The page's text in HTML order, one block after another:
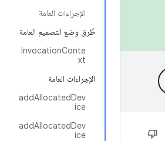
الإجراءات العامة
طُرق وضع التصميم العامة
InvocationConte
xt
الإجراءات العامة
addAllocatedDev
ice
addAllocatedDev
ice